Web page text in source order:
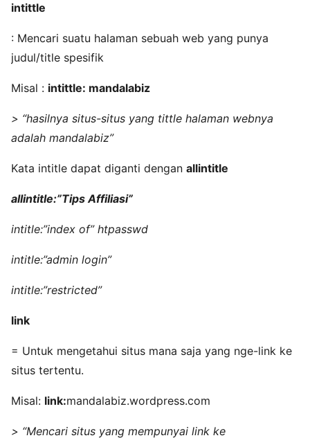
intittle
: Mencari suatu halaman sebuah web yang punya
judul/title spesifik
Misal : intittle: mandalabiz
> “hasilnya situs-situs yang tittle halaman webnya
adalah mandalabiz”
Kata intitle dapat diganti dengan allintitle
allintitle:”Tips Affiliasi”
intitle:”index of” htpasswd
intitle:”admin login”
intitle:”restricted”
link
= Untuk mengetahui situs mana saja yang nge-link ke
situs tertentu.
Misal: link:mandalabiz.wordpress.com
> “Mencari situs yang mempunyai link ke